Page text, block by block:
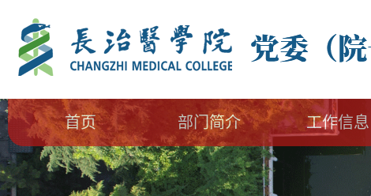
首页 部门简介 工作信息